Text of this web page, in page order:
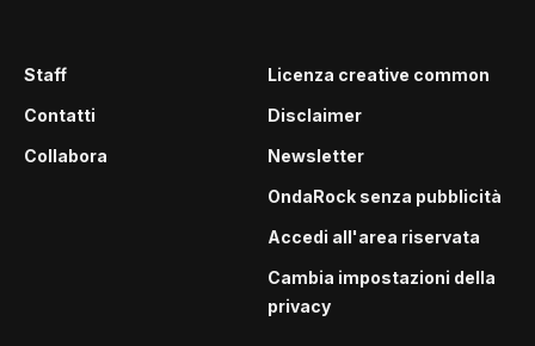
Staff
Contatti
Collabora
Licenza creative common
Disclaimer
Newsletter
OndaRock senza pubblicità
Accedi all'area riservata
Cambia impostazioni della
privacy